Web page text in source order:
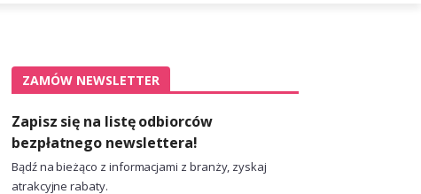
ZAMÓW NEWSLETTER
Zapisz się na listę odbiorców
bezpłatnego newslettera!
Bądź na bieżąco z informacjami z branży, zyskaj
atrakcyjne rabaty.